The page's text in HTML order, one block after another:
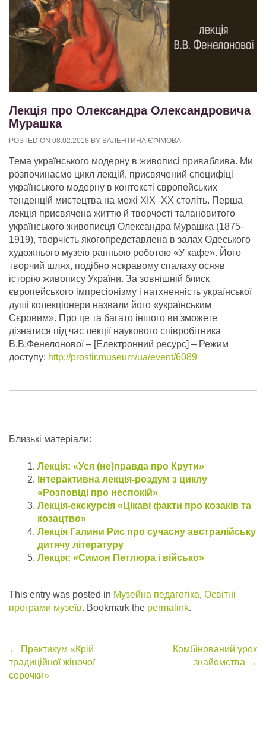
Лекція про Олександра Олександровича
Мурашка
POSTED ON 08.02.2018 BY ВАЛЕНТИНА ЄФІМОВА
Тема українського модерну в живописі приваблива. Ми
розпочинаємо цикл лекцій, присвячений специфіці
українського модерну в контексті європейських
тенденцій мистецтва на межі ХІХ -ХХ століть. Перша
лекція присвячена життю й творчості талановитого
українського живописця Олександра Мурашка (1875-
1919), творчість якогопредставлена в залах Одеського
художнього музею ранньою роботою «У кафе». Його
творчий шлях, подібно яскравому спалаху осяяв
історію живопису України. За зовнішній блиск
європейського імпресіонізму і натхненність української
душі колекціонери назвали його «українським
Сєровим». Про це та багато іншого ви зможете
дізнатися під час лекції наукового співробітника
В.В.Фенелонової – [Електронний ресурс] – Режим
доступу: http://prostir.museum/ua/event/6089
Близькі матеріали:
Лекція: «Уся (нe)правда про Крути»
Інтерактивна лекція-роздум з циклу
«Розповіді про неспокій»
Лекція-екскурсія «Цікаві факти про козаків та
козацтво»
Лекція Галини Рис про сучасну австралійську
дитячу літературу
Лекція: «Симон Петлюра і військо»
This entry was posted in Музейна педагогіка, Освітні
програми музеїв. Bookmark the permalink.
Post
navigation
← Практикум «Крій
традиційної жіночої
сорочки»
Комбінований урок
знайомства →